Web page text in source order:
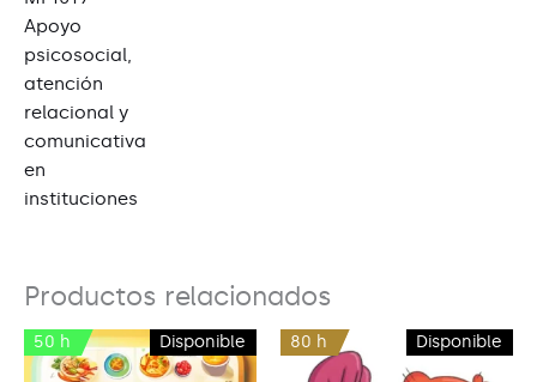
Apoyo
psicosocial,
atención
relacional y
comunicativa
en
instituciones
Productos relacionados
Disponible
50 h Disponible
80 h